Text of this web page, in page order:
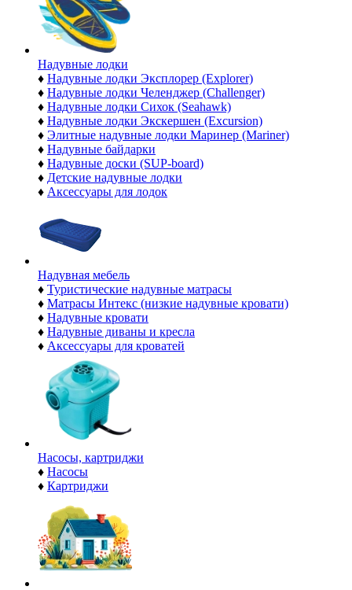
Надувные лодки
♦ Надувные лодки Эксплорер (Explorer)
♦ Надувные лодки Челенджер (Challenger)
♦ Надувные лодки Сихок (Seahawk)
♦ Надувные лодки Экскершен (Excursion)
♦ Элитные надувные лодки Маринер (Mariner)
♦ Надувные байдарки
♦ Надувные доски (SUP-board)
♦ Детские надувные лодки
♦ Аксессуары для лодок
Надувная мебель
♦ Туристические надувные матрасы
♦ Матрасы Интекс (низкие надувные кровати)
♦ Надувные кровати
♦ Надувные диваны и кресла
♦ Аксессуары для кроватей
Насосы, картриджи
♦ Насосы
♦ Картриджи